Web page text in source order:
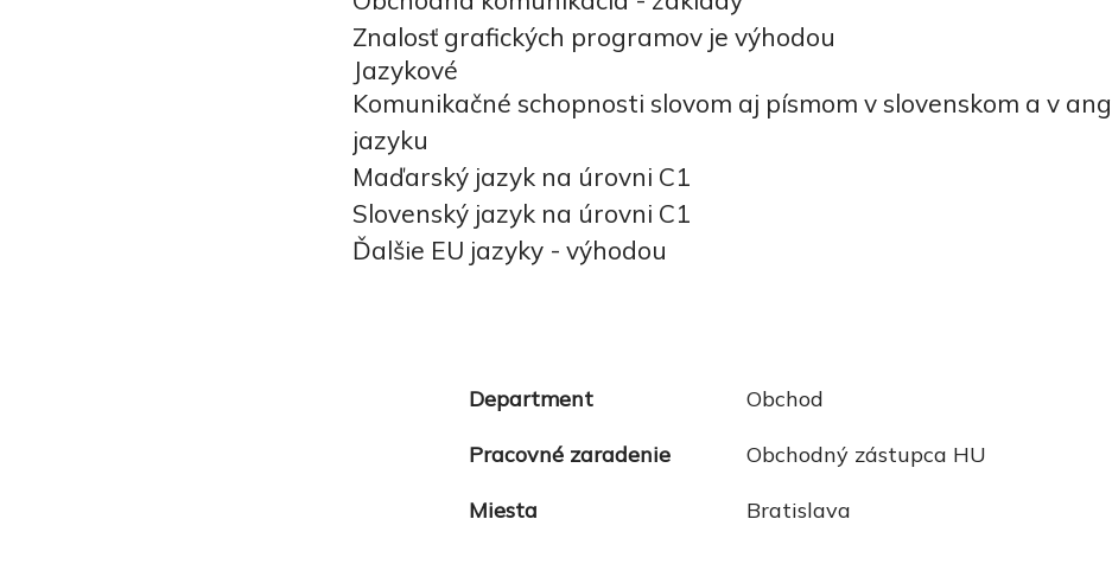
Znalosť grafických programov je výhodou
Jazykové
Komunikačné schopnosti slovom aj písmom v slovenskom a v
jazyku
Maďarský jazyk na úrovni C1
Slovenský jazyk na úrovni C1
Ďalšie EU jazyky - výhodou
Department Obchod
Pracovné zaradenie Obchodný zástupca HU
Miesta Bratislava